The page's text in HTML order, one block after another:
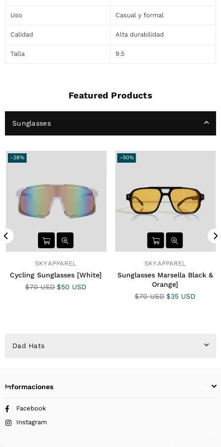
Uso Casual y formal
Calidad Alta durabilidad
Talla 9.5
Featured Products
Sunglasses
-28%
SKY APPAREL
Cycling Sunglasses [White]
Precio
$70 USD $50 USD
-50%
SKY APPAREL
Sunglasses Marsella Black &
Orange]
Precio
$70 USD $35 USD
Dad Hats
Informaciones
Facebook
Instagram